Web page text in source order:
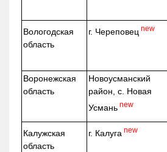
Вологодская
область
г. Череповец new
Воронежская
область
Новоусманский
район, с. Новая
Усмань new
Калужская
область
г. Калуга new